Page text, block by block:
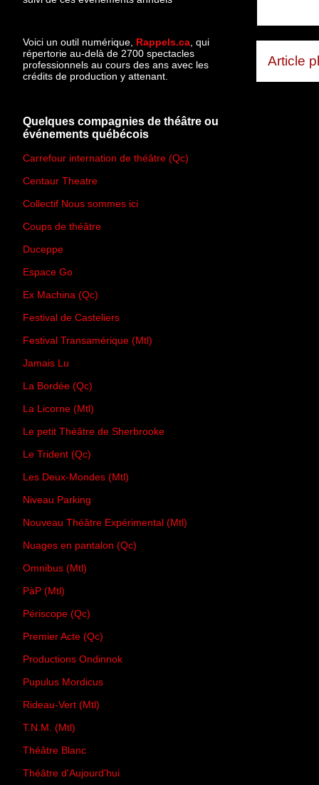
Article
Voici un outil numérique, Rappels.ca , qui
répertorie au-delà de 2700 spectacles
professionnels au cours des ans avec les
crédits de production y attenant.
Quelques compagnies de théâtre ou
événements québécois
Carrefour internation de théâtre (Qc)
Centaur Theatre
Collectif Nous sommes ici
Coups de théâtre
Duceppe
Espace Go
Ex Machina (Qc)
Festival de Casteliers
Festival Transamérique (Mtl)
Jamais Lu
La Bordée (Qc)
La Licorne (Mtl)
Le petit Théâtre de Sherbrooke
Le Trident (Qc)
Les Deux-Mondes (Mtl)
Niveau Parking
Nouveau Théâtre Expérimental (Mtl)
Nuages en pantalon (Qc)
Omnibus (Mtl)
PàP (Mtl)
Périscope (Qc)
Premier Acte (Qc)
Productions Ondinnok
Pupulus Mordicus
Rideau-Vert (Mtl)
T.N.M. (Mtl)
Théâtre Blanc
Théâtre d'Aujourd'hui